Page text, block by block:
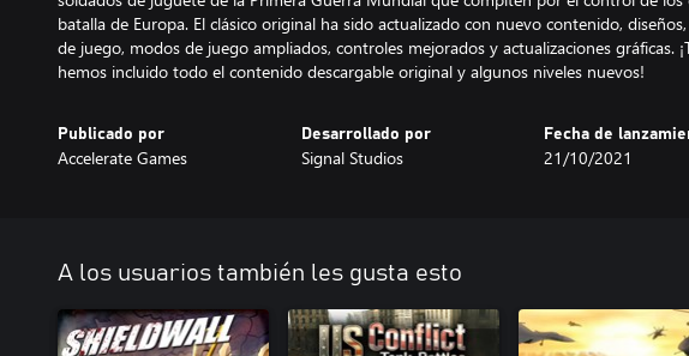
batalla de Europa. El clásico original ha sido actualizado con nuevo contenido,
de juego, modos de juego ampliados, controles mejorados y actualizaciones gráficas.
hemos incluido todo el contenido descargable original y algunos niveles nuevos!
Publicado por
Accelerate Games
Desarrollado por
Signal Studios
Fecha de
21/10/2021
A los usuarios también les gusta esto